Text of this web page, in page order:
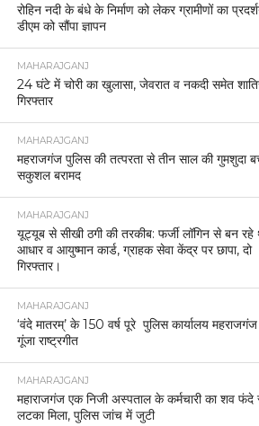
रोहिन नदी के बंधे के निर्माण को लेकर ग्रामीणों का
डीएम को सौंपा ज्ञापन
MAHARAJGANJ
24 घंटे में चोरी का खुलासा, जेवरात व नकदी समेत
गिरफ्तार
MAHARAJGANJ
महराजगंज पुलिस की तत्परता से तीन साल की गुमशुदा
सकुशल बरामद
MAHARAJGANJ
यूट्यूब से सीखी ठगी की तरकीब: फर्जी लॉगिन से बन रहे
आधार व आयुष्मान कार्ड, ग्राहक सेवा केंद्र पर छापा, दो
गिरफ्तार।
MAHARAJGANJ
‘वंदे मातरम्’ के 150 वर्ष पूरे पुलिस कार्यालय
गूंजा राष्ट्रगीत
MAHARAJGANJ
महाराजगंज एक निजी अस्पताल के कर्मचारी का शव फंदे
लटका मिला, पुलिस जांच में जुटी